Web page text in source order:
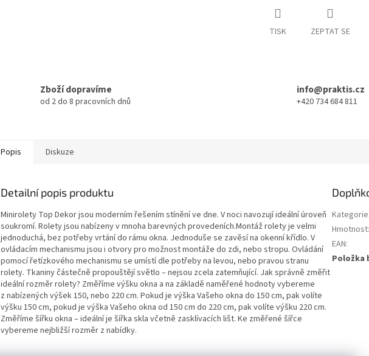
TISK ZEPTAT SE
Zboží dopravíme
od 2 do 8 pracovních dnů
info@praktis.cz
+420 734 684 811
Popis Diskuze
Detailní popis produktu
Minirolety Top Dekor jsou moderním řešením stínění ve dne. V noci navozují ideální úroveň
soukromí. Rolety jsou nabízeny v mnoha barevných provedeních.Montáž rolety je velmi
jednoduchá, bez potřeby vrtání do rámu okna. Jednoduše se zavěsí na okenní křídlo. V
ovládacím mechanismu jsou i otvory pro možnost montáže do zdi, nebo stropu. Ovládání
pomocí řetízkového mechanismu se umístí dle potřeby na levou, nebo pravou stranu
rolety. Tkaniny částečně propouštějí světlo – nejsou zcela zatemňující. Jak správně změřit
ideální rozměr rolety? Změříme výšku okna a na základě naměřené hodnoty vybereme
z nabízených výšek 150, nebo 220 cm. Pokud je výška Vašeho okna do 150 cm, pak volíte
výšku 150 cm, pokud je výška Vašeho okna od 150 cm do 220 cm, pak volíte výšku 220 cm.
Změříme šířku okna – ideální je šířka skla včetně zasklívacích lišt. Ke změřené šířce
vybereme nejbližší rozměr z nabídky.
Kategorie
Hmotnost:
EAN:
Položka